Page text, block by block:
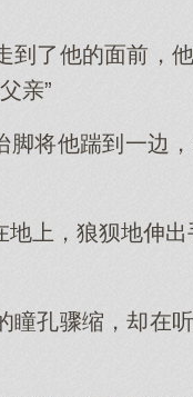
了他的面前，
亲”
脚将他踹到一边
上，狼狈地伸出
瞳孔骤缩，却在